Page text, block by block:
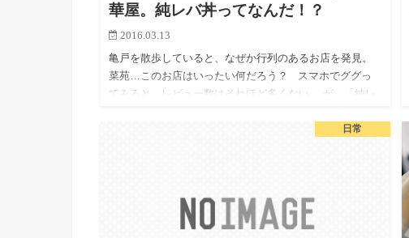
華屋。純レバ丼ってなんだ！？
2016.03.13
亀戸を散歩していると、なぜか行列のあるお店を発見。
菜苑…このお店はいったい何だろう？ スマホでググっ
てみると、レビュー数はそれほど多くない。 が、「純レ
日常